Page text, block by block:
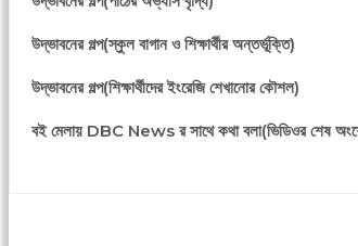
উদ্ভাবনের গল্প(স্কুল বাগান ও শিক্ষার্থীর অন্তর্ভূক্তি)
উদ্ভাবনের গল্প(শিক্ষার্থীদের ইংরেজি শেখানোর কৌশল)
বই মেলায় DBC News র সাথে কথা বলা(ভিডিওর শেষ